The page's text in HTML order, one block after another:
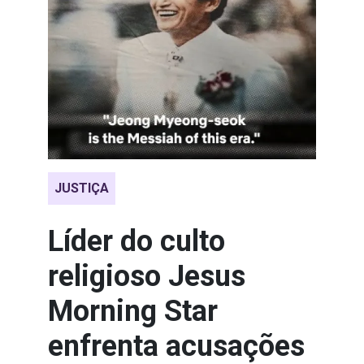
JUSTIÇA
Líder do culto
religioso Jesus
Morning Star
enfrenta acusações